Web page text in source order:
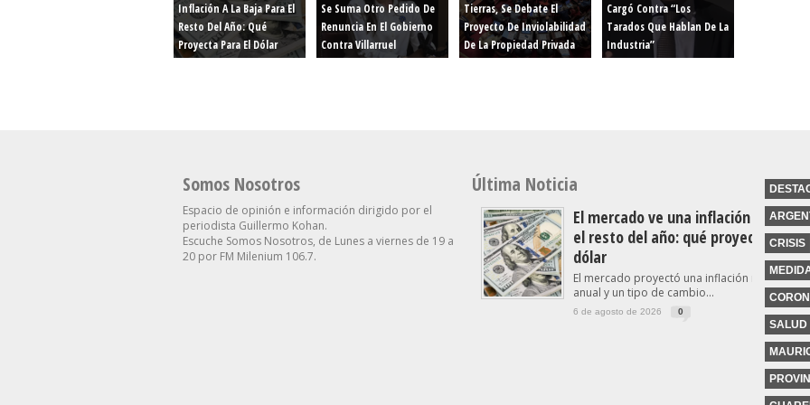
Inflación A La Baja Para El
Resto Del Año: Qué
Proyecta Para El Dólar
Se Suma Otro Pedido De
Renuncia En El Gobierno
Contra Villarruel
Tierras, Se Debate El
Proyecto De Inviolabilidad
De La Propiedad Privada
Cargó Contra “los
Tarados Que Hablan De La
Industria”
Somos Nosotros
Espacio de opinión e información dirigido por el
periodista Guillermo Kohan.
Escuche Somos Nosotros, de Lunes a viernes de 19 a
20 por FM Milenium 106.7.
Última Noticia
El mercado ve una inflación a la baja
el resto del año: qué proyecta para el
dólar
El mercado proyectó una inflación menor al
anual y un tipo de cambio...
6 de agosto de 2026 0
CRISIS
SALUD